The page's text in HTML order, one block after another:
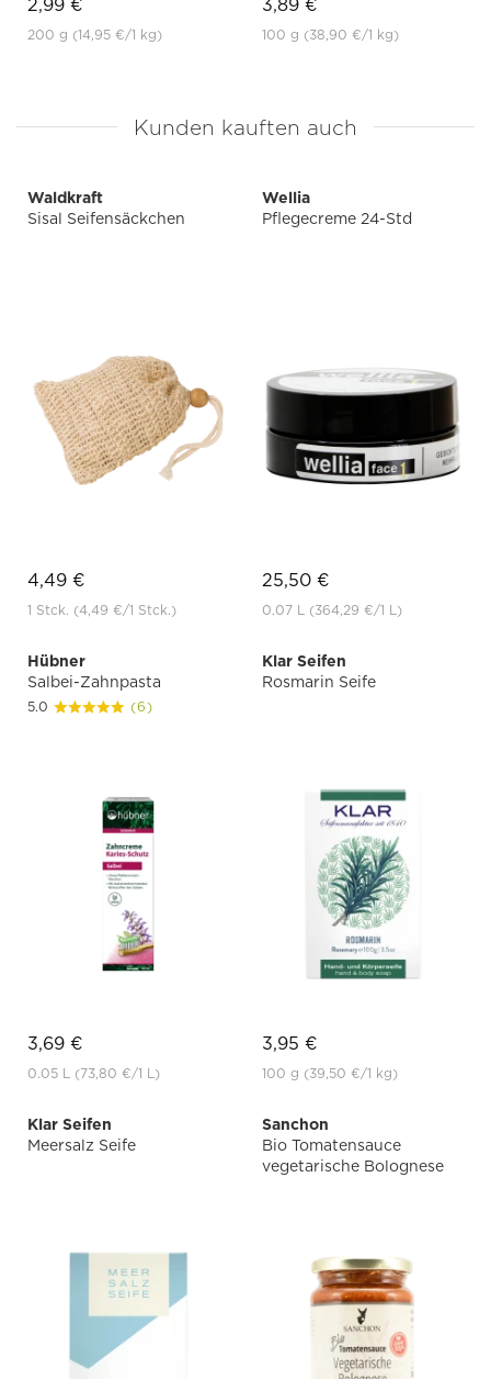
2,99 €
200 g (14,95 €/1 kg)
3,89 €
100 g (38,90 €/1 kg)
Kunden kauften auch
Waldkraft
Sisal Seifensäckchen
4,49 €
1 Stck. (4,49 €/1 Stck.)
Wellia
Pflegecreme 24-Std
25,50 €
0.07 L (364,29 €/1 L)
Hübner
Salbei-Zahnpasta
5.0 (6)
3,69 €
0.05 L (73,80 €/1 L)
Klar Seifen
Rosmarin Seife
3,95 €
100 g (39,50 €/1 kg)
Klar Seifen
Meersalz Seife
Sanchon
Bio Tomatensauce
vegetarische Bolognese